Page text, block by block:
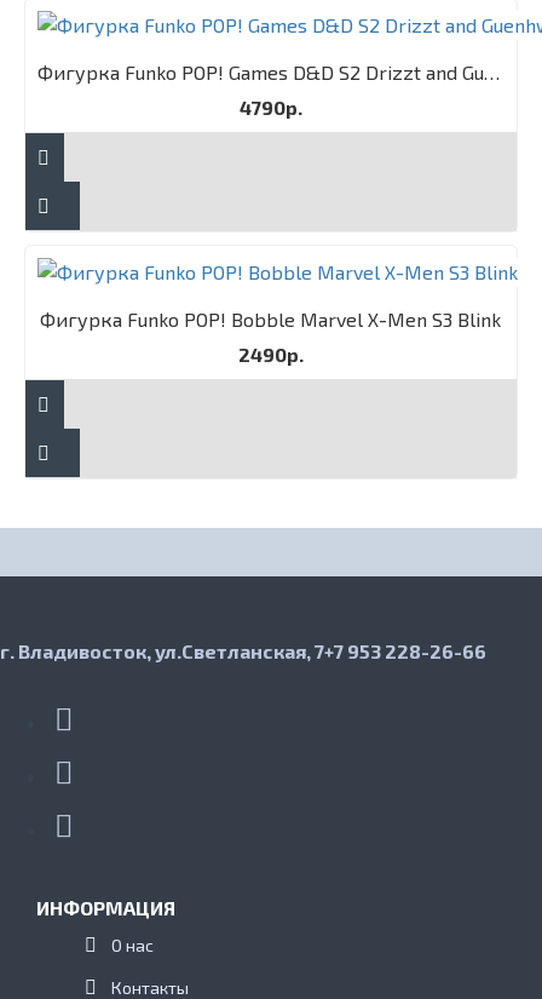
Фигурка Funko POP! Games D&D S2 Drizzt and Guenhwyvar 2PK
4790р.
Фигурка Funko POP! Bobble Marvel X-Men S3 Blink
2490р.
г. Владивосток, ул.Светланская, 7+7 953 228-26-66
ИНФОРМАЦИЯ
О нас
Контакты